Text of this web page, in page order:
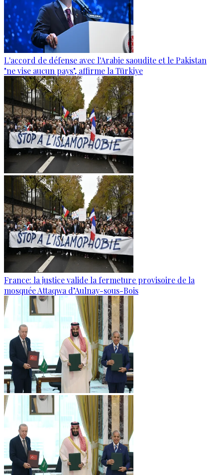
L'accord de défense avec l'Arabie saoudite et le Pakistan
"ne vise aucun pays", affirme la Türkiye
France: la justice valide la fermeture provisoire de la
mosquée Attaqwa d’Aulnay-sous-Bois